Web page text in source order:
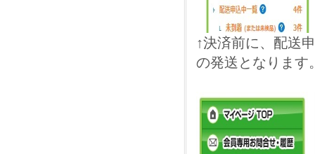
↑決済前に、配送
の発送となります